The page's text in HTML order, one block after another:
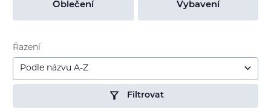
Oblečení Vybavení
Řazení
Podle názvu A-Z
Filtrovat